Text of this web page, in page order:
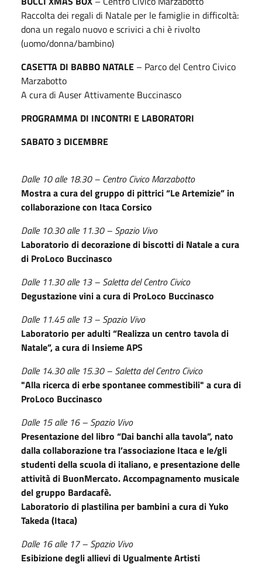
Raccolta dei regali di Natale per le famiglie in difficoltà:
dona un regalo nuovo e scrivici a chi è rivolto
(uomo/donna/bambino)
CASETTA DI BABBO NATALE – Parco del Centro Civico
Marzabotto
A cura di Auser Attivamente Buccinasco
PROGRAMMA DI INCONTRI E LABORATORI
SABATO 3 DICEMBRE
Dalle 10 alle 18.30 – Centro Civico Marzabotto
Mostra a cura del gruppo di pittrici “Le Artemizie” in
collaborazione con Itaca Corsico
Dalle 10.30 alle 11.30 – Spazio Vivo
Laboratorio di decorazione di biscotti di Natale a cura
di ProLoco Buccinasco
Dalle 11.30 alle 13 – Saletta del Centro Civico
Degustazione vini a cura di ProLoco Buccinasco
Dalle 11.45 alle 13 – Spazio Vivo
Laboratorio per adulti “Realizza un centro tavola di
Natale”, a cura di Insieme APS
Dalle 14.30 alle 15.30 – Saletta del Centro Civico
"Alla ricerca di erbe spontanee commestibili" a cura di
ProLoco Buccinasco
Dalle 15 alle 16 – Spazio Vivo
Presentazione del libro “Dai banchi alla tavola”, nato
dalla collaborazione tra l’associazione Itaca e le/gli
studenti della scuola di italiano, e presentazione delle
attività di BuonMercato. Accompagnamento musicale
del gruppo Bardacafè.
Laboratorio di plastilina per bambini a cura di Yuko
Takeda (Itaca)
Dalle 16 alle 17 – Spazio Vivo
Esibizione degli allievi di Ugualmente Artisti